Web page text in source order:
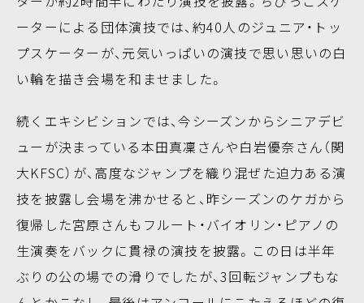
ーターによる団体演技では、約40人のジュニア・トッ
プスケーターが、元気いっぱいの演技で思い思いの白
い輪を描き会場を和ませました。
続くエキシビションでは、今シーズンからシニアデビ
ューが決まっている本田真凜さんや白岩優奈さん（関
大KFSC）が、高度なジャンプを織り混ぜた迫力ある演
技を披露し会場を沸かせると、昨シーズンのケガから
復帰した宮原さんもフルート・バイオリン・ピアノの
生演奏をバックに貫禄の演技を披露。この日は半年
ぶりの公の場での滑りでしたが、3回転ジャンプもな